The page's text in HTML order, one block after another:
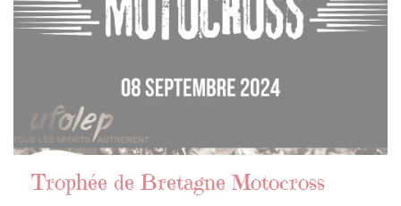
Trophée de Bretagne Motocross